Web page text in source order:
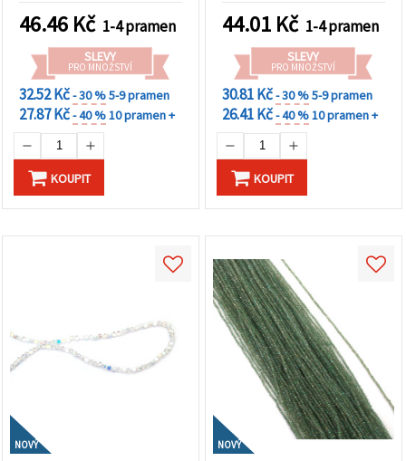
"Uložit"
Přijmout
vše
Nastavení
povrch, mix ~75 ks
46.46 Kč 1-4 pramen
SLEVY
PRO MNOŽSTVÍ
32.52 Kč- 30 %5-9 pramen
27.87 Kč- 40 %10 pramen +
KOUPIT
duhové s třpytivým AB
efektem, mix ~220 ks
44.01 Kč 1-4 pramen
SLEVY
PRO MNOŽSTVÍ
30.81 Kč- 30 %5-9 pramen
26.41 Kč- 40 %10 pramen +
KOUPIT
NOVÝ NOVÝ